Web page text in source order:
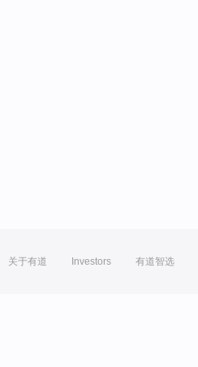
关于有道 Investors 有道智选